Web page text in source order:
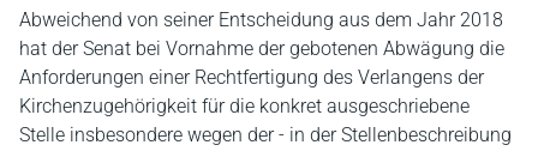
Abweichend von seiner Entscheidung aus dem Jahr 2018
hat der Senat bei Vornahme der gebotenen Abwägung die
Anforderungen einer Rechtfertigung des Verlangens der
Kirchenzugehörigkeit für die konkret ausgeschriebene
Stelle insbesondere wegen der - in der Stellenbeschreibung